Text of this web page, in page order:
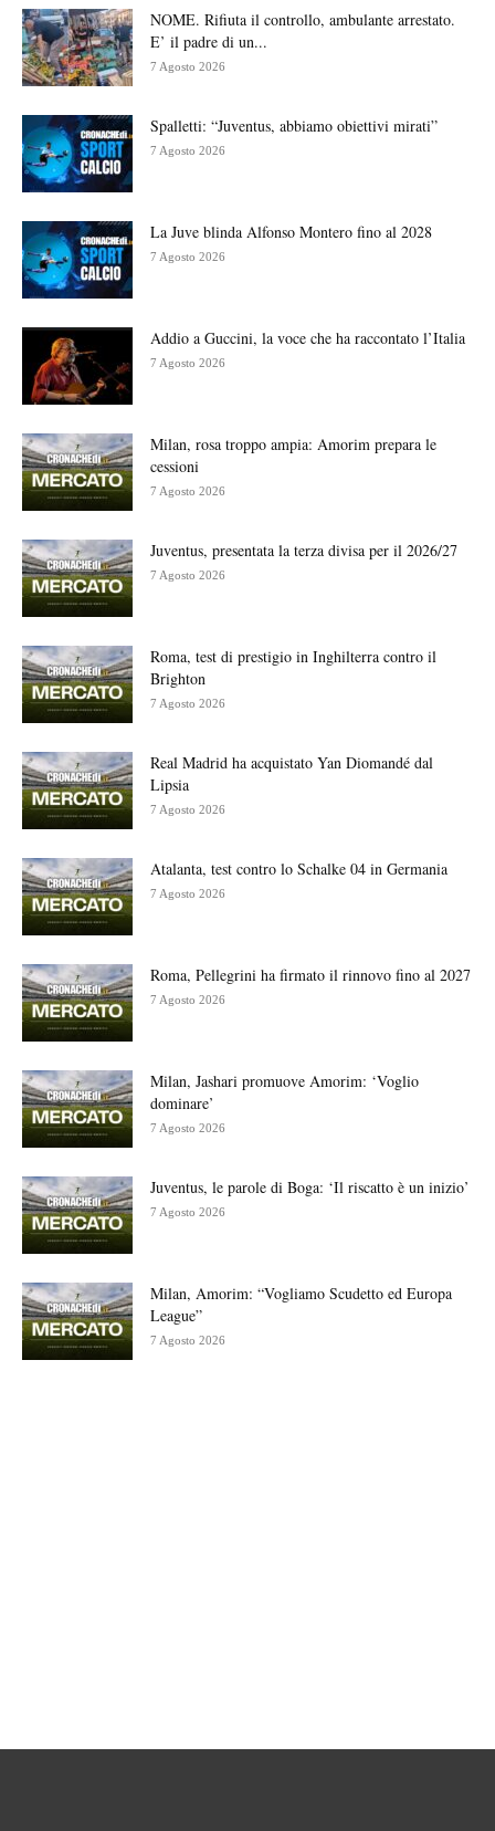
NOME. Rifiuta il controllo, ambulante arrestato.
E’ il padre di un...
7 Agosto 2026
Spalletti: “Juventus, abbiamo obiettivi mirati”
7 Agosto 2026
La Juve blinda Alfonso Montero fino al 2028
7 Agosto 2026
Addio a Guccini, la voce che ha raccontato l’Italia
7 Agosto 2026
Milan, rosa troppo ampia: Amorim prepara le
cessioni
7 Agosto 2026
Juventus, presentata la terza divisa per il 2026/27
7 Agosto 2026
Roma, test di prestigio in Inghilterra contro il
Brighton
7 Agosto 2026
Real Madrid ha acquistato Yan Diomandé dal
Lipsia
7 Agosto 2026
Atalanta, test contro lo Schalke 04 in Germania
7 Agosto 2026
Roma, Pellegrini ha firmato il rinnovo fino al 2027
7 Agosto 2026
Milan, Jashari promuove Amorim: ‘Voglio
dominare’
7 Agosto 2026
Juventus, le parole di Boga: ‘Il riscatto è un inizio’
7 Agosto 2026
Milan, Amorim: “Vogliamo Scudetto ed Europa
League”
7 Agosto 2026